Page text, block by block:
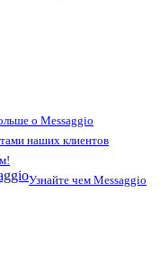
о Messaggio
наших клиентов
Узнайте чем Messaggio